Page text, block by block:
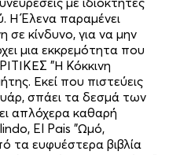
Η Έλενα παραμένει
σε κίνδυνο, για να μην
μια εκκρεμότητα που
"Η Κόκκινη
Εκεί που πιστεύεις
σπάει τα δεσμά των
απλόχερα καθαρή
El Pais "Ωμό,
τα ευφυέστερα βιβλία